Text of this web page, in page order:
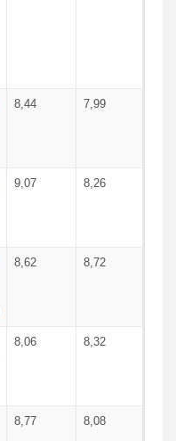
8,44 7,99
9,07 8,26
8,62 8,72
8,06 8,32
8,77 8,08